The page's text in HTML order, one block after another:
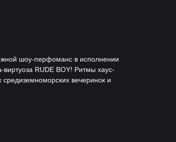
шоу-перфоманс в исполнении
RUDE BOY! Ритмы хаус-
вечеринок и